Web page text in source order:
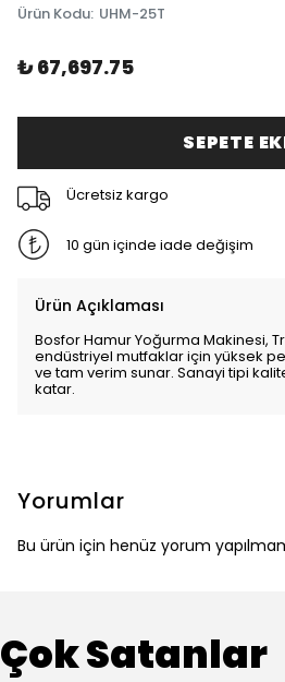
Ürün Kodu: UHM-25T
₺ 67,697.75
SEPETE
Ücretsiz kargo
10 gün içinde iade değişim
Ürün Açıklaması
Bosfor Hamur Yoğurma Makinesi,
endüstriyel mutfaklar için yüksek
ve tam verim sunar. Sanayi tipi
katar.
Yorumlar
Bu ürün için henüz yorum
Çok Satanlar